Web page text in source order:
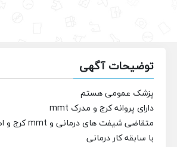
توضیحات آگهی
پزشک عمومی هستم
دارای پروانه کرج و مدرک mmt
متقاضی شیفت های درمانی و mmt کرج و اطراف
با سابقه کار درمانی